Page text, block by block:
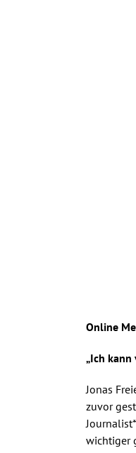
Online
„Ich kann
Jonas
zuvor
wichtiger